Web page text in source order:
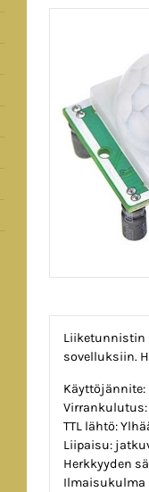
Liiketunnistin
sovelluksiin.
Käyttöjännite:
Virrankulutus:
TTL lähtö:
Liipaisu:
Herkkyyden
Ilmaisukulma